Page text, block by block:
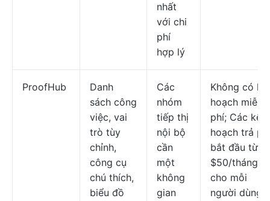
nhất
với chi
phí
hợp lý
ProofHub
Danh
sách công
việc, vai
trò tùy
chỉnh,
công cụ
chú thích,
biểu đồ
Các
nhóm
tiếp thị
nội bộ
cần
một
không
gian
Không có kế
hoạch miễn
phí; Các kế
hoạch trả phí
bắt đầu từ
$50/tháng
cho mỗi
người dùng